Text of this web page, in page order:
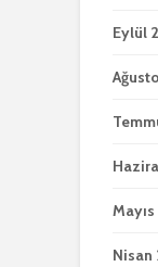
Eylül
Nisan